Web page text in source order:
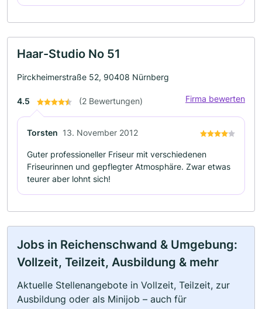
Haar-Studio No 51
Pirckheimerstraße 52, 90408 Nürnberg
4.5 (2 Bewertungen) Firma bewerten
Torsten 13. November 2012
Guter professioneller Friseur mit verschiedenen
Friseurinnen und gepflegter Atmosphäre. Zwar etwas
teurer aber lohnt sich!
Jobs in Reichenschwand & Umgebung:
Vollzeit, Teilzeit, Ausbildung & mehr
Aktuelle Stellenangebote in Vollzeit, Teilzeit, zur
Ausbildung oder als Minijob – auch für